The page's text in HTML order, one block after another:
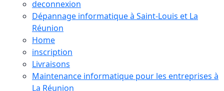
deconnexion
Dépannage informatique à Saint-Louis et La
Réunion
Home
inscription
Livraisons
Maintenance informatique pour les entreprises à
La Réunion